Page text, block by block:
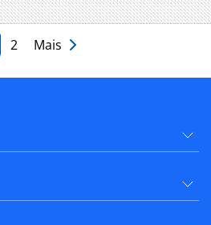
2 Mais